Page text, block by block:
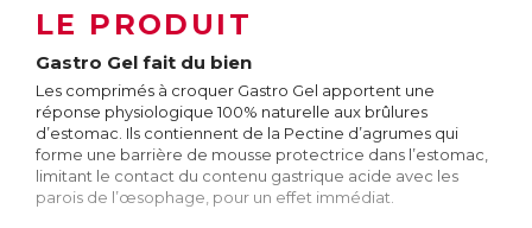
LE PRODUIT
Gastro Gel fait du bien
Les comprimés à croquer Gastro Gel apportent une
réponse physiologique 100% naturelle aux brûlures
d’estomac. Ils contiennent de la Pectine d’agrumes qui
forme une barrière de mousse protectrice dans l’estomac,
limitant le contact du contenu gastrique acide avec les
parois de l’œsophage, pour un effet immédiat.